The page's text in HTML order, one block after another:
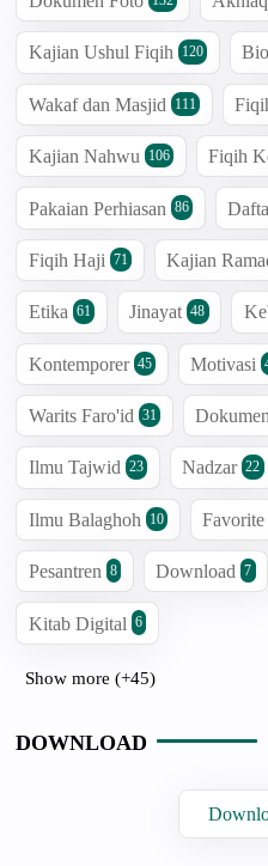
Kajian Ushul Fiqih 120
Wakaf dan Masjid 111
Kajian Nahwu 106 Fiqih
Pakaian Perhiasan 86
Fiqih Haji 71 Kajian
Etika 61 Jinayat 48
Kontemporer 45 Motivasi
Warits Faro'id 31
Ilmu Tajwid 23 Nadzar 22
Ilmu Balaghoh 10
Pesantren 8 Download 7
Kitab Digital 6
Show more (+45)
DOWNLOAD